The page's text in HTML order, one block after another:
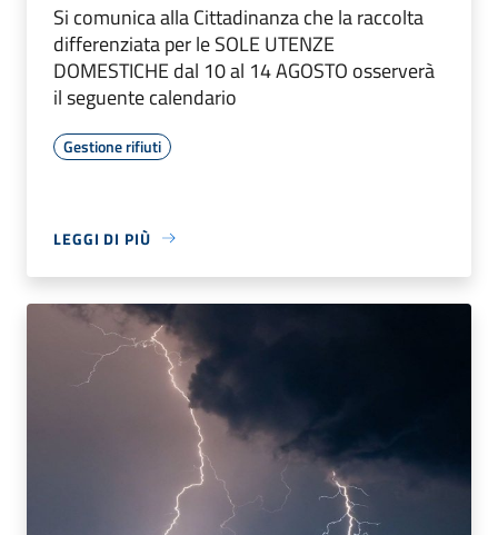
Si comunica alla Cittadinanza che la raccolta
differenziata per le SOLE UTENZE
DOMESTICHE dal 10 al 14 AGOSTO osserverà
il seguente calendario
Gestione rifiuti
LEGGI DI PIÙ